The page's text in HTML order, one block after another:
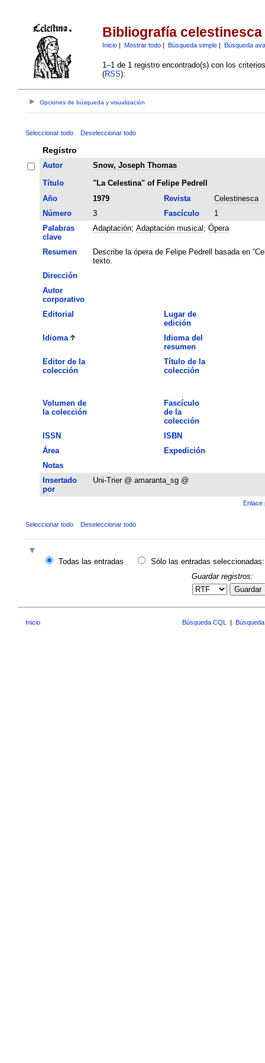
Bibliografía celestinesca
Inicio| Mostrar todo| Búsqueda simple| Búsqueda
1–1 de 1 registro encontrado(s) con los
(RSS):
Opciones de búsqueda y visualización
Seleccionar todo Deseleccionar todo
Registro
Autor
Snow, Joseph Thomas
Título
"La Celestina" of Felipe Pedrell
Año
1979 Revista
Celestinesca
Número
3 Fascículo
1
Palabras
clave
Adaptación; Adaptación musical ; Ópera
Resumen
Describe la ópera de Felipe Pedrell basada en
texto.
Dirección
Autor
corporativo
Editorial
Lugar de
edición
Idioma
Idioma del
resumen
Editor de la
colección
Título de la
colección
Volumen de
la colección
Fascículo
de la
colección
ISSN
ISBN
Área
Expedición
Notas
Insertado
por
Uni-Trier @ amaranta_sg @
Enlace
Seleccionar todo Deseleccionar todo
Todas las entradas
Sólo las entradas seleccionadas:
Guardar registros:
Guardar
Inicio Búsqueda CQL